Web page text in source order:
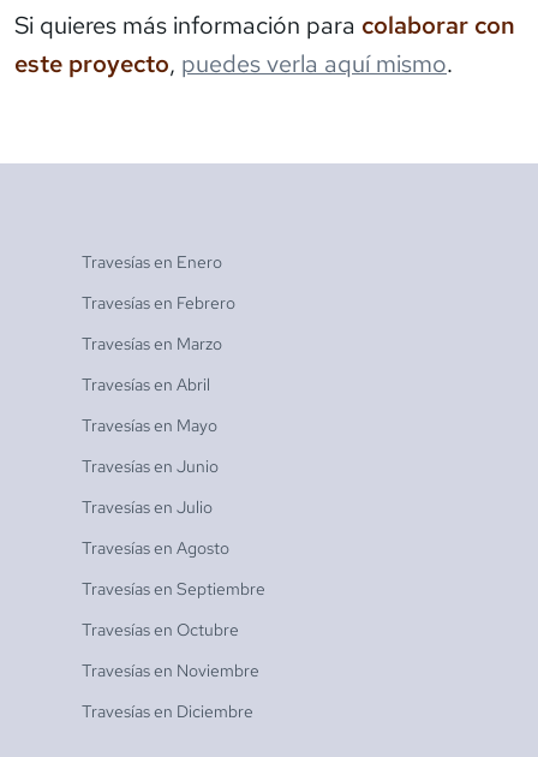
Si quieres más información para colaborar con
este proyecto, puedes verla aquí mismo.
Travesías en Enero
Travesías en Febrero
Travesías en Marzo
Travesías en Abril
Travesías en Mayo
Travesías en Junio
Travesías en Julio
Travesías en Agosto
Travesías en Septiembre
Travesías en Octubre
Travesías en Noviembre
Travesías en Diciembre